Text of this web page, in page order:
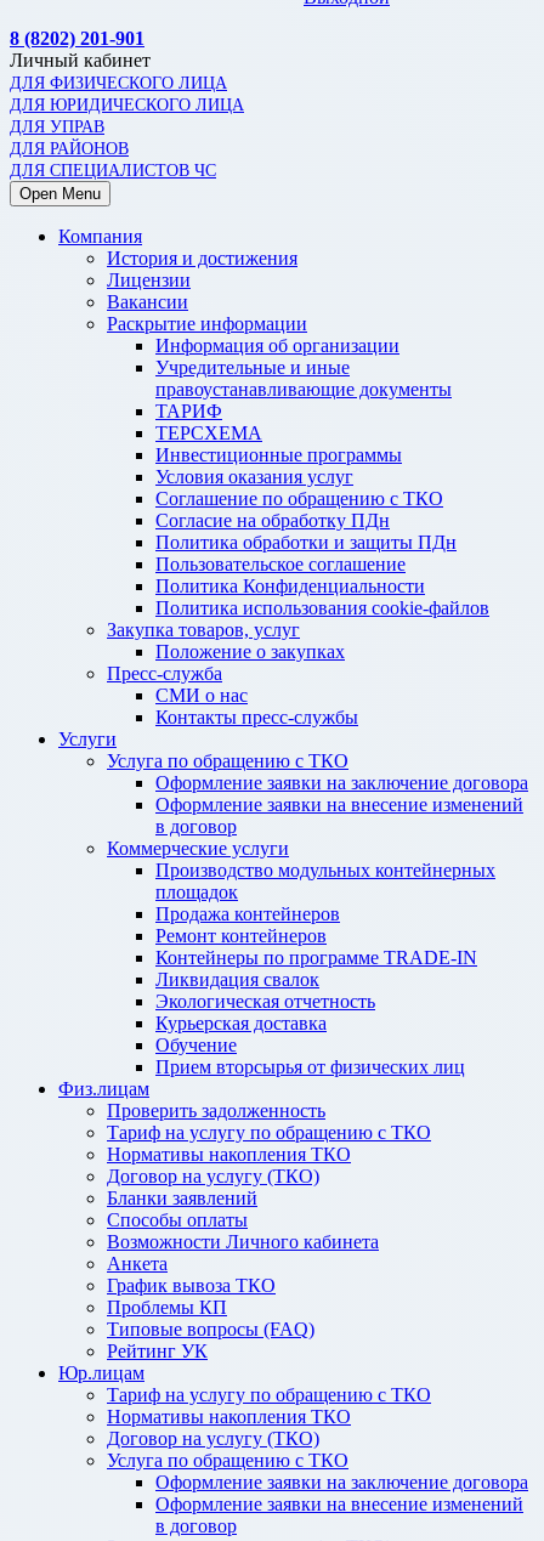
8 (8202) 201-901
Личный кабинет
ДЛЯ ФИЗИЧЕСКОГО ЛИЦА
ДЛЯ ЮРИДИЧЕСКОГО ЛИЦА
ДЛЯ УПРАВ
ДЛЯ РАЙОНОВ
ДЛЯ СПЕЦИАЛИСТОВ ЧС
Open Menu
Компания
История и достижения
Лицензии
Вакансии
Раскрытие информации
Информация об организации
Учредительные и иные
правоустанавливающие документы
ТАРИФ
ТЕРСХЕМА
Инвестиционные программы
Условия оказания услуг
Соглашение по обращению с ТКО
Согласие на обработку ПДн
Политика обработки и защиты ПДн
Пользовательское соглашение
Политика Конфиденциальности
Политика использования cookie-файлов
Закупка товаров, услуг
Положение о закупках
Пресс-служба
СМИ о нас
Контакты пресс-службы
Услуги
Услуга по обращению с ТКО
Оформление заявки на заключение договора
Оформление заявки на внесение изменений
в договор
Коммерческие услуги
Производство модульных контейнерных
площадок
Продажа контейнеров
Ремонт контейнеров
Контейнеры по программе TRADE-IN
Ликвидация свалок
Экологическая отчетность
Курьерская доставка
Обучение
Прием вторсырья от физических лиц
Физ.лицам
Проверить задолженность
Тариф на услугу по обращению с ТКО
Нормативы накопления ТКО
Договор на услугу (ТКО)
Бланки заявлений
Способы оплаты
Возможности Личного кабинета
Анкета
График вывоза ТКО
Проблемы КП
Типовые вопросы (FAQ)
Рейтинг УК
Юр.лицам
Тариф на услугу по обращению с ТКО
Нормативы накопления ТКО
Договор на услугу (ТКО)
Услуга по обращению с ТКО
Оформление заявки на заключение договора
Оформление заявки на внесение изменений
в договор